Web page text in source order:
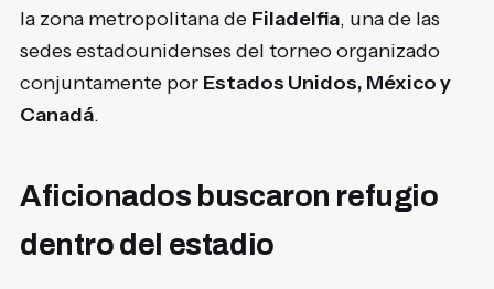
la zona metropolitana de Filadelfia, una de las
sedes estadounidenses del torneo organizado
conjuntamente por Estados Unidos, México y
Canadá.
Aficionados buscaron refugio
dentro del estadio